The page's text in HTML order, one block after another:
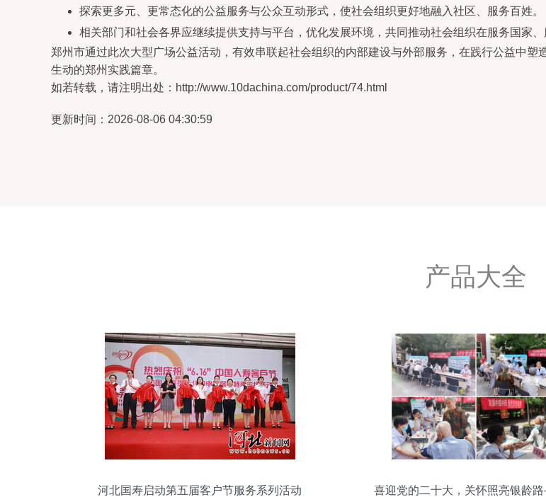
探索更多元、更常态化的公益服务与公众互动形式，使社会组织更好地融入社区、服务百姓。
相关部门和社会各界应继续提供支持与平台，优化发展环境，共同推动社会组织在服务国家
郑州市通过此次大型广场公益活动，有效串联起社会组织的内部建设与外部服务，在践行公益中
生动的郑州实践篇章。
如若转载，请注明出处：http://www.10dachina.com/product/74.html
更新时间：2026-08-06 04:30:59
产品大全
河北国寿启动第五届客户节服务系列活动
喜迎党的二十大，关怀照亮银龄